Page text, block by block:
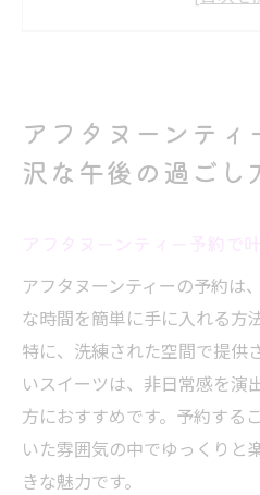
ホテルアフタヌー
都内アフタヌーン
な時間
写真映えアフタヌーン
アフタヌーンティー
コツ
人気アフタヌーン
狙う秘訣
ティースタンドの
アフタヌーンティ
沢な午後の過ごし
アフタヌーンティーの予約は
な時間を簡単に手に入れる方
特に、洗練された空間で提供
いスイーツは、非日常感を演
方におすすめです。予約する
いた雰囲気の中でゆっくりと
きな魅力です。